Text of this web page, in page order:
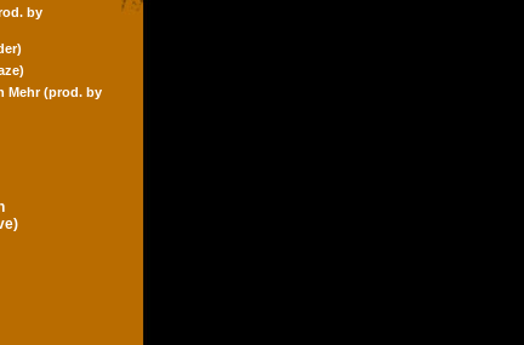
by
Mehr (prod. by